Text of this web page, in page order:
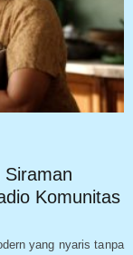
Komunitas
yang nyaris tanpa